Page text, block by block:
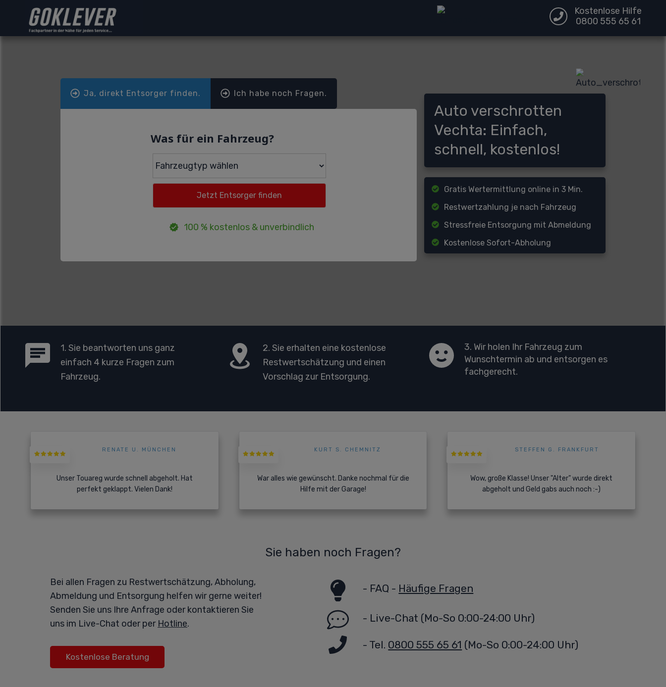
Kostenlose Hilfe
0800 555 65 61
Ja, direkt Entsorger finden. Ich habe noch Fragen.
Was für ein Fahrzeug?
100 % kostenlos & unverbindlich
Auto verschrotten
Vechta: Einfach,
schnell, kostenlos!
Gratis Wertermittlung online in 3 Min.
Restwertzahlung je nach Fahrzeug
Stressfreie Entsorgung mit Abmeldung
Kostenlose Sofort-Abholung
1. Sie beantworten uns ganz
einfach 4 kurze Fragen zum
Fahrzeug.
2. Sie erhalten eine kostenlose
Restwertschätzung und einen
Vorschlag zur Entsorgung.
3. Wir holen Ihr Fahrzeug zum
Wunschtermin ab und entsorgen es
fachgerecht.
RENATE U. MÜNCHEN
Unser Touareg wurde schnell abgeholt. Hat
perfekt geklappt. Vielen Dank!
KURT S. CHEMNITZ
War alles wie gewünscht. Danke nochmal für die
Hilfe mit der Garage!
STEFFEN G. FRANKFURT
Wow, große Klasse! Unser "Alter" wurde direkt
abgeholt und Geld gabs auch noch :-)
Sie haben noch Fragen?
Bei allen Fragen zu Restwertschätzung, Abholung,
Abmeldung und Entsorgung helfen wir gerne weiter!
Senden Sie uns Ihre Anfrage oder kontaktieren Sie
uns im Live-Chat oder per Hotline.
Kostenlose Beratung
- FAQ - Häufige Fragen
- Live-Chat (Mo-So 0:00-24:00 Uhr)
- Tel. 0800 555 65 61 (Mo-So 0:00-24:00 Uhr)